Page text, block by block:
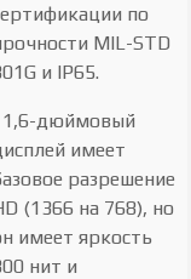
по
MIL-STD
и IP65.
дюймовый
имеет
разрешение
(1366 на 768), но
имеет яркость
нит и